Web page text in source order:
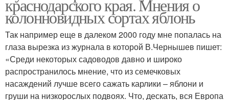
краснодарского края. Мнения о
колонновидных сортах яблонь
Так например еще в далеком 2000 году мне попалась на
глаза вырезка из журнала в которой В.Чернышев пишет:
«Среди некоторых садоводов давно и широко
распространилось мнение, что из семечковых
насаждений лучше всего сажать карлики – яблони и
груши на низкорослых подвоях. Что, дескать, вся Европа